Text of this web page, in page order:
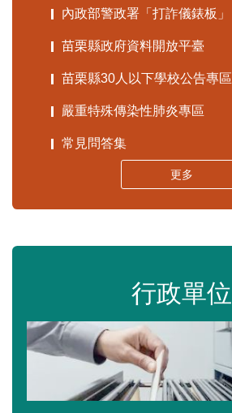
內政部警政署「打詐儀錶板」
苗栗縣政府資料開放平臺
苗栗縣30人以下學校公告專區
嚴重特殊傳染性肺炎專區
常見問答集
更多
行政單位